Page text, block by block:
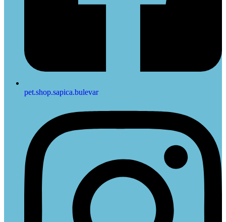
pet.shop.sapica.bulevar